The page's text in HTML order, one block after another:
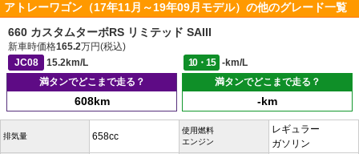
アトレーワゴン（17年11月～19年09月モデル）の他のグレード一覧
660 カスタムターボRS リミテッド SAIII
新車時価格165.2万円(税込)
JC08
15.2km/L 10・15
-km/L
満タンでどこまで走る？
608km
満タンでどこまで走る？
-km
排気量 658cc
使用燃料
エンジン
レギュラー
ガソリン